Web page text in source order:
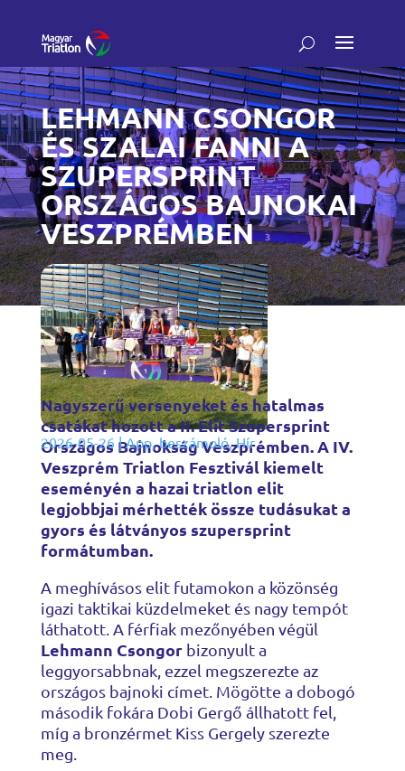
LEHMANN CSONGOR
ÉS SZALAI FANNI A
SZUPERSPRINT
ORSZÁGOS BAJNOKAI
VESZPRÉMBEN
2026-05-26|App,beszámoló,Hír
Nagyszerű versenyeket és hatalmas
csatákat hozott a II. Elit Szupersprint
Országos Bajnokság Veszprémben. A IV.
Veszprém Triatlon Fesztivál kiemelt
eseményén a hazai triatlon elit
legjobbjai mérhették össze tudásukat a
gyors és látványos szupersprint
formátumban.
A meghívásos elit futamokon a közönség
igazi taktikai küzdelmeket és nagy tempót
láthatott. A férfiak mezőnyében végül
Lehmann Csongorbizonyult a
leggyorsabbnak, ezzel megszerezte az
országos bajnoki címet. Mögötte a dobogó
második fokára Dobi Gergő állhatott fel,
míg a bronzérmet Kiss Gergely szerezte
meg.